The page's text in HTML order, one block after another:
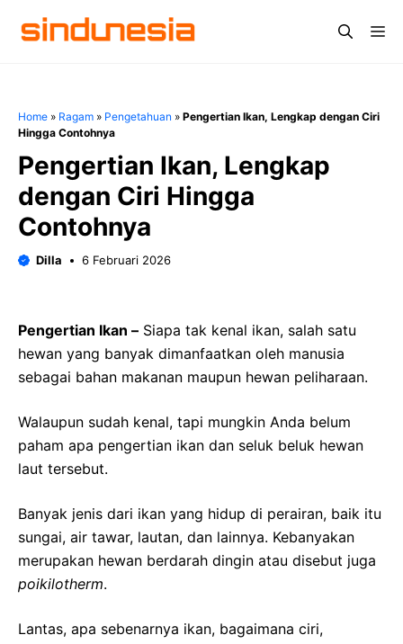
Home » Ragam » Pengetahuan » Pengertian Ikan, Lengkap dengan Ciri
Hingga Contohnya
Pengertian Ikan, Lengkap
dengan Ciri Hingga
Contohnya
Dilla 6 Februari 2026
Pengertian Ikan – Siapa tak kenal ikan, salah satu
hewan yang banyak dimanfaatkan oleh manusia
sebagai bahan makanan maupun hewan peliharaan.
Walaupun sudah kenal, tapi mungkin Anda belum
paham apa pengertian ikan dan seluk beluk hewan
laut tersebut.
Banyak jenis dari ikan yang hidup di perairan, baik itu
sungai, air tawar, lautan, dan lainnya. Kebanyakan
merupakan hewan berdarah dingin atau disebut juga
poikilotherm.
Lantas, apa sebenarnya ikan, bagaimana ciri,